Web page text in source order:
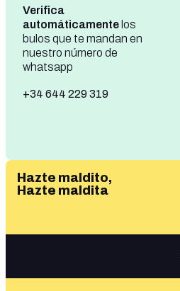
Verifica
automáticamente los
bulos que te mandan en
nuestro número de
whatsapp
+34 644 229 319
Hazte maldito,
Hazte maldita